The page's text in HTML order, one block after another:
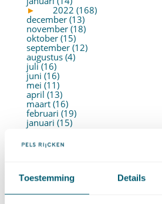
Toestemming Details
►
2022 (168)
december (13)
november (18)
oktober (15)
september (12)
augustus (4)
juli (16)
juni (16)
mei (11)
april (13)
maart (16)
februari (19)
januari (15)
►
december (15)
november (9)
augustus (7)
juni (14)